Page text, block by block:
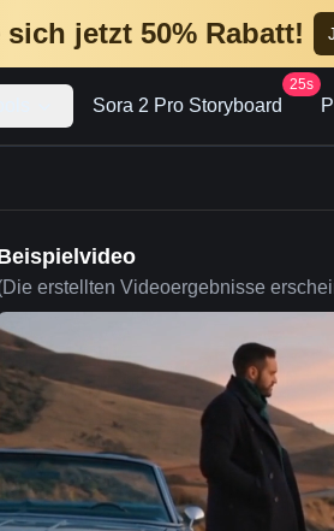
jetzt 50% Rabatt!
Sora 2 Pro Storyboard
25s
erstellten Videoergebnisse